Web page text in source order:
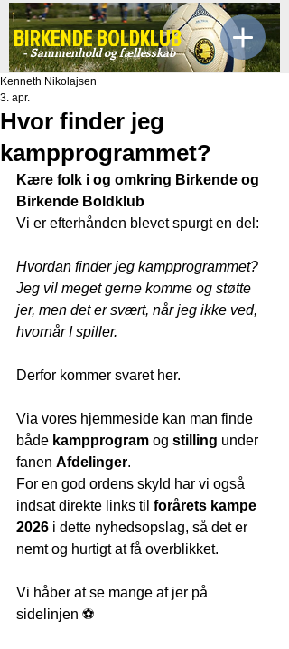
BIRKENDE BOLDKLUB
- Sammenhold og fællesskab
Hvor finder jeg
kampprogrammet?
Kenneth Nikolajsen
3. apr.
Kære folk i og omkring Birkende og
Birkende Boldklub
Vi er efterhånden blevet spurgt en del:
Hvordan finder jeg kampprogrammet?
Jeg vil meget gerne komme og støtte
jer, men det er svært, når jeg ikke ved,
hvornår I spiller.
Derfor kommer svaret her.
Via vores hjemmeside kan man finde
både kampprogram og stilling under
fanen Afdelinger.
For en god ordens skyld har vi også
indsat direkte links til forårets kampe
2026 i dette nyhedsopslag, så det er
nemt og hurtigt at få overblikket.
Vi håber at se mange af jer på
sidelinjen ⚽